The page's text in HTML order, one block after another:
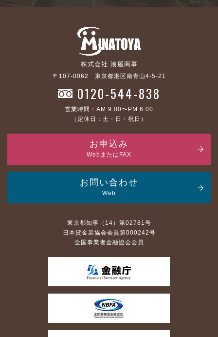
株式会社 湊屋商事
〒107-0062 東京都港区南青山4-5-21
0120-544-838
営業時間：AM 9:00〜PM 6:00
（定休日：土・日・祝日）
お申込み
WebまたはFAX
お問い合わせ
Web
東京都知事（14）第02781号
日本貸金業協会会員第000242号
全国事業者金融協会会員